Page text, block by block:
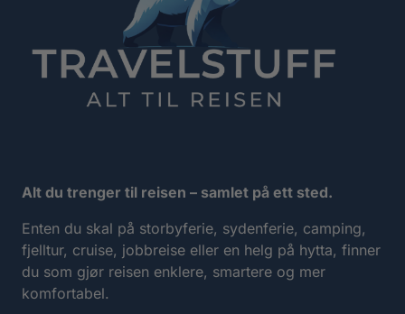
Alt du trenger til reisen – samlet på ett sted.
Enten du skal på storbyferie, sydenferie, camping,
fjelltur, cruise, jobbreise eller en helg på hytta, finner
du som gjør reisen enklere, smartere og mer
komfortabel.